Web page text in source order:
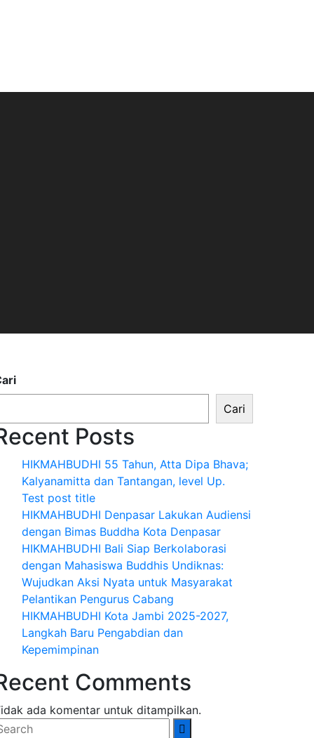
Cari
Posts
HIKMAHBUDHI 55 Tahun, Atta Dipa Bhava;
Kalyanamitta dan Tantangan, level Up.
Test post title
HIKMAHBUDHI Denpasar Lakukan Audiensi
dengan Bimas Buddha Kota Denpasar
HIKMAHBUDHI Bali Siap Berkolaborasi
dengan Mahasiswa Buddhis Undiknas:
Wujudkan Aksi Nyata untuk Masyarakat
Pelantikan Pengurus Cabang
HIKMAHBUDHI Kota Jambi 2025-2027,
Langkah Baru Pengabdian dan
Kepemimpinan
Comments
ada komentar untuk ditampilkan.